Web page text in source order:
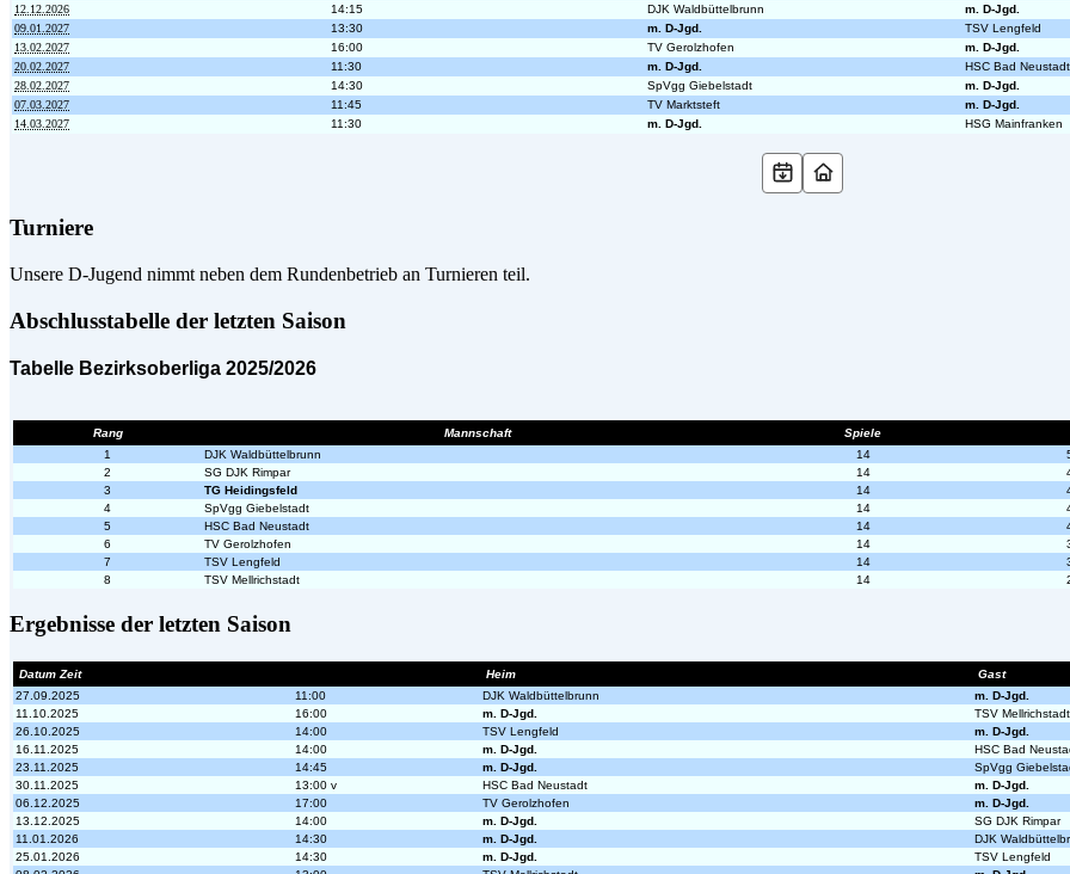
12.12.2026
14:15 DJK Waldbüttelbrunn
m. D-Jgd.
09.01.2027
13:30 m. D-Jgd.
TSV Lengfeld
13.02.2027
16:00 TV Gerolzhofen
m. D-Jgd.
20.02.2027
11:30 m. D-Jgd.
HSC Bad Neustadt
28.02.2027
14:30 SpVgg Giebelstadt
m. D-Jgd.
07.03.2027
11:45 TV Marktsteft
m. D-Jgd.
14.03.2027
11:30 m. D-Jgd. HSG Mainfranken
Turniere
Unsere D-Jugend nimmt neben dem Rundenbetrieb an Turnieren teil.
Abschlusstabelle der letzten Saison
Tabelle Bezirksoberliga 2025/2026
Rang Mannschaft
Spiele
1
DJK Waldbüttelbrunn 14
2
SG DJK Rimpar 14
3
TG Heidingsfeld 14
4
SpVgg Giebelstadt 14
5
HSC Bad Neustadt 14
6
TV Gerolzhofen 14
7
TSV Lengfeld 14
8
TSV Mellrichstadt 14
Ergebnisse der letzten Saison
Datum Zeit Heim
Gast
27.09.2025
11:00 DJK Waldbüttelbrunn
m. D-Jgd.
11.10.2025
16:00 m. D-Jgd.
TSV Mellrichstadt
26.10.2025
14:00 TSV Lengfeld
m. D-Jgd.
16.11.2025
14:00 m. D-Jgd.
HSC Bad
23.11.2025
14:45 m. D-Jgd.
SpVgg
30.11.2025
13:00 v HSC Bad Neustadt
m. D-Jgd.
06.12.2025
17:00 TV Gerolzhofen
m. D-Jgd.
13.12.2025
14:00 m. D-Jgd.
SG DJK Rimpar
11.01.2026
14:30 m. D-Jgd.
DJK
25.01.2026
14:30 m. D-Jgd.
TSV Lengfeld